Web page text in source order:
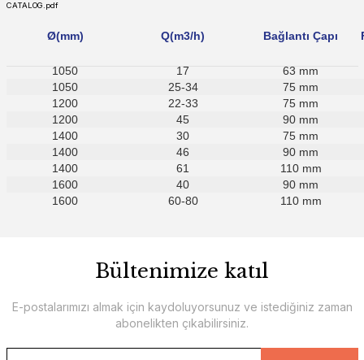
CATALOG.pdf
Ø(mm) Q(m3/h) Bağlantı Çapı
1050 17
63 mm
1050
25-34
75 mm
1200
22-33
75 mm
1200
45
90 mm
1400
30
75 mm
1400
46
90 mm
1400
61
110 mm
1600
40
90 mm
1600
60-80 110 mm
Bültenimize katıl
E-postalarımızı almak için kaydoluyorsunuz ve istediğiniz zaman
abonelikten çıkabilirsiniz.